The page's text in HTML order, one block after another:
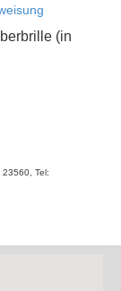
(in
23560, Tel: